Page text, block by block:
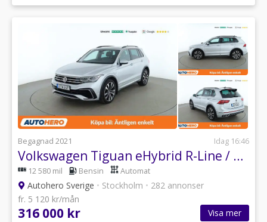
Begagnad 2021 Idag 16:46
Volkswagen Tiguan eHybrid R-Line / Dragkrok, CarPlay, Pano
12 580 mil Bensin Automat
Autohero Sverige • Stockholm • 282 annonser
fr. 5 120 kr/mån
316 000 kr Visa mer